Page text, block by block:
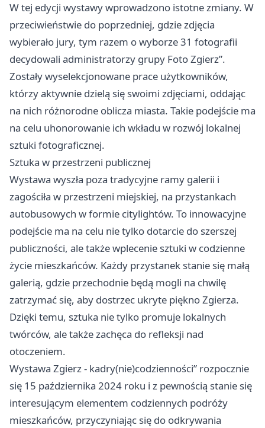
W tej edycji wystawy wprowadzono istotne zmiany. W
przeciwieństwie do poprzedniej, gdzie zdjęcia
wybierało jury, tym razem o wyborze 31 fotografii
decydowali administratorzy grupy Foto Zgierz”.
Zostały wyselekcjonowane prace użytkowników,
którzy aktywnie dzielą się swoimi zdjęciami, oddając
na nich różnorodne oblicza miasta. Takie podejście ma
na celu uhonorowanie ich wkładu w rozwój lokalnej
sztuki fotograficznej.
Sztuka w przestrzeni publicznej
Wystawa wyszła poza tradycyjne ramy galerii i
zagościła w przestrzeni miejskiej, na przystankach
autobusowych w formie citylightów. To innowacyjne
podejście ma na celu nie tylko dotarcie do szerszej
publiczności, ale także wplecenie sztuki w codzienne
życie mieszkańców. Każdy przystanek stanie się małą
galerią, gdzie przechodnie będą mogli na chwilę
zatrzymać się, aby dostrzec ukryte piękno Zgierza.
Dzięki temu, sztuka nie tylko promuje lokalnych
twórców, ale także zachęca do refleksji nad
otoczeniem.
Wystawa Zgierz- kadry(nie)codzienności” rozpocznie
się 15 października 2024 roku i z pewnością stanie się
interesującym elementem codziennych podróży
mieszkańców, przyczyniając się do odkrywania